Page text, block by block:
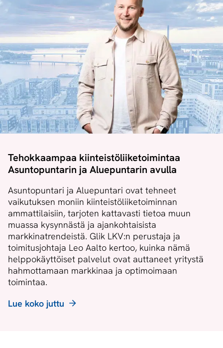
Tehokkaampaa kiinteistöliiketoimintaa
Asuntopuntarin ja Aluepuntarin avulla
Asuntopuntari ja Aluepuntari ovat tehneet
vaikutuksen moniin kiinteistöliiketoiminnan
ammattilaisiin, tarjoten kattavasti tietoa muun
muassa kysynnästä ja ajankohtaisista
markkinatrendeistä. Glik LKV:n perustaja ja
toimitusjohtaja Leo Aalto kertoo, kuinka nämä
helppokäyttöiset palvelut ovat auttaneet yritystä
hahmottamaan markkinaa ja optimoimaan
toimintaa.
Lue koko juttu